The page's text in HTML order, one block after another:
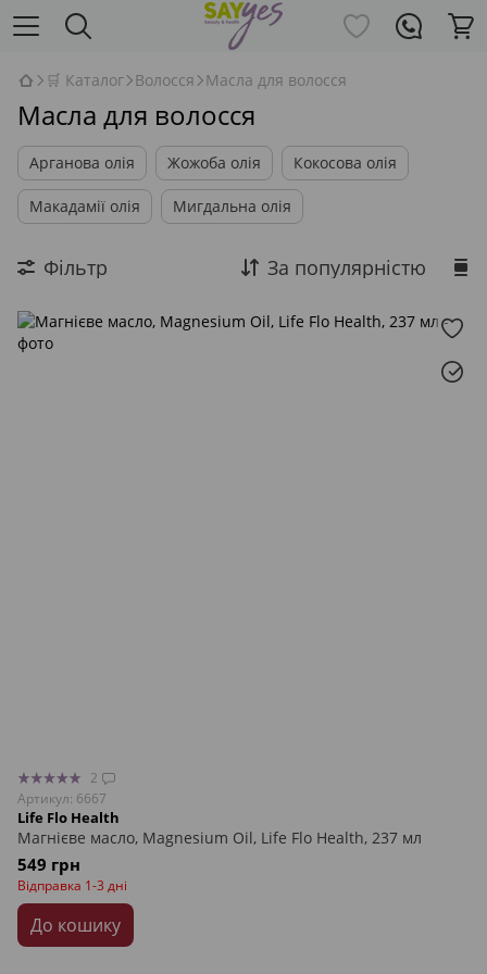
🛒 Каталог Волосся Масла для волосся
Масла для волосся
Арганова олія Жожоба олія Кокосова олія
Макадамії олія Мигдальна олія
Фільтр За популярністю
2
Артикул: 6667
Life Flo Health
Магнієве масло, Magnesium Oil, Life Flo Health, 237 мл
549 грн
Відправка 1-3 дні
До кошику